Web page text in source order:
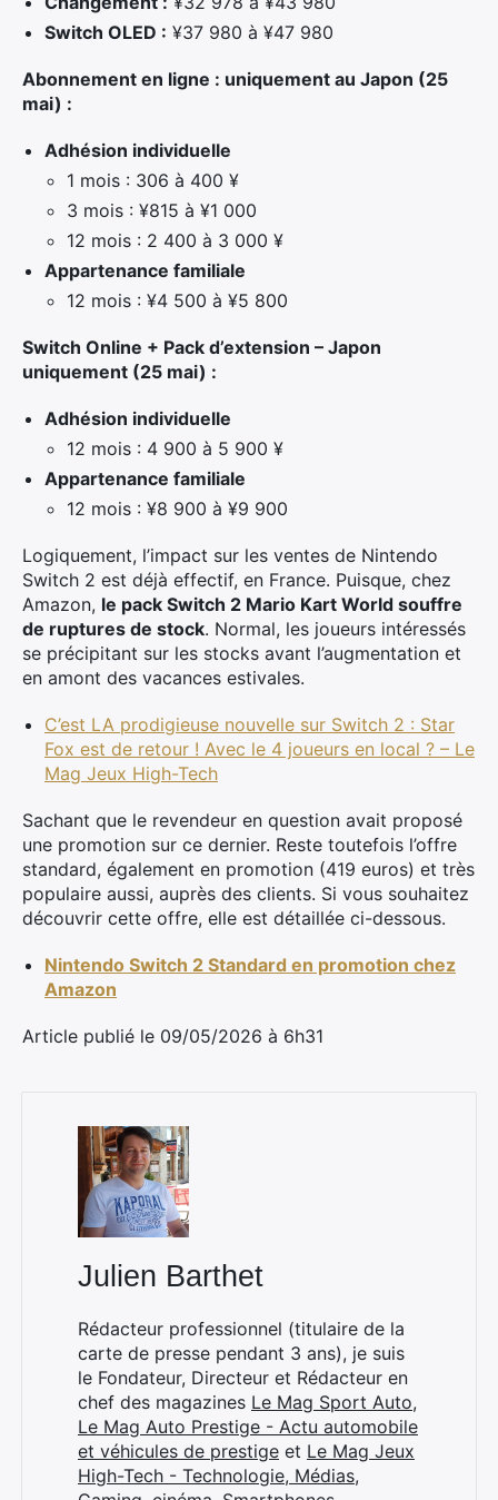
Switch OLED : ¥37 980 à ¥47 980
Abonnement en ligne : uniquement au Japon (25
mai) :
Adhésion individuelle
1 mois : 306 à 400 ¥
3 mois : ¥815 à ¥1 000
12 mois : 2 400 à 3 000 ¥
Appartenance familiale
12 mois : ¥4 500 à ¥5 800
Switch Online + Pack d’extension – Japon
uniquement (25 mai) :
Adhésion individuelle
12 mois : 4 900 à 5 900 ¥
Appartenance familiale
12 mois : ¥8 900 à ¥9 900
Logiquement, l’impact sur les ventes de Nintendo
Switch 2 est déjà effectif, en France. Puisque, chez
Amazon, le pack Switch 2 Mario Kart World souffre
de ruptures de stock. Normal, les joueurs intéressés
se précipitant sur les stocks avant l’augmentation et
en amont des vacances estivales.
C’est LA prodigieuse nouvelle sur Switch 2 : Star
Fox est de retour ! Avec le 4 joueurs en local ? – Le
Mag Jeux High-Tech
Sachant que le revendeur en question avait proposé
une promotion sur ce dernier. Reste toutefois l’offre
standard, également en promotion (419 euros) et très
populaire aussi, auprès des clients. Si vous souhaitez
découvrir cette offre, elle est détaillée ci-dessous.
Nintendo Switch 2 Standard en promotion chez
Amazon
Article publié le 09/05/2026 à 6h31
Julien Barthet
Rédacteur professionnel (titulaire de la
carte de presse pendant 3 ans), je suis
le Fondateur, Directeur et Rédacteur en
chef des magazines Le Mag Sport Auto,
Le Mag Auto Prestige - Actu automobile
et véhicules de prestige et Le Mag Jeux
High-Tech - Technologie, Médias,
: